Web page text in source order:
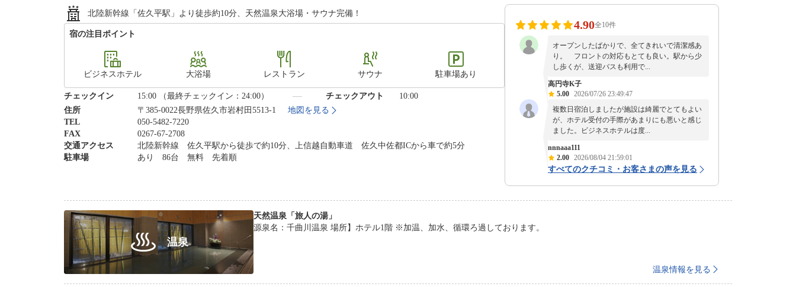
北陸新幹線「佐久平駅」より徒歩約10分、天然温泉大浴場・サウナ完備！
宿の注目ポイント
ビジネスホテル 大浴場 レストラン サウナ 駐車場あり
チェックイン 15:00 （最終チェックイン：24:00） チェックアウト
10:00
住所
〒385-0022長野県佐久市岩村田5513-1
地図を見る
TEL
050-5482-7220
FAX
0267-67-2708
交通アクセス
北陸新幹線 佐久平駅から徒歩で約10分、上信越自動車道 佐久中佐都ICから車で約5分
駐車場
あり 86台 無料 先着順
4.90全10件
オープンしたばかりで、全てきれいで清潔感あ
り。 フロントの対応もとても良い。駅から少
し歩くが、送迎バスも利用で...
高円寺K子
5.00 2026/07/26 23:49:47
複数日宿泊しましたが施設は綺麗でとてもよい
が、ホテル受付の手際があまりにも悪いと感じ
ました。ビジネスホテルは度...
nnnaaa111
2.00 2026/08/04 21:59:01
すべてのクチコミ・お客さまの声を見る
温泉
天然温泉「旅人の湯」
源泉名：千曲川温泉 場所】ホテル1階 ※加温、加水、循環ろ過しております。
温泉情報を見る